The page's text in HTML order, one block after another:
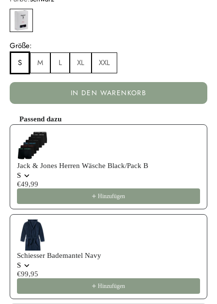
schwarz
Größe:
S
M L XL XXL
IN DEN WARENKORB
Passend dazu
Use the Previous and Next buttons to navigate through product
Jack & Jones Herren Wäsche Black/Pack B
S
€49,99
Hinzufügen
Schiesser Bademantel Navy
S
€99,95
Hinzufügen